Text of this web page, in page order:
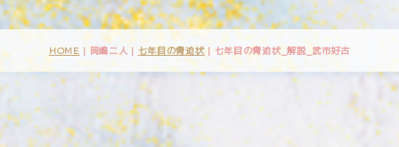
HOME | 岡嶋二人 | 七年目の脅迫状| 七年目の脅迫状_解説_武市好古